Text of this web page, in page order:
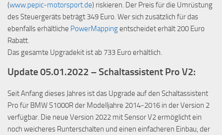
(www.pepic-motorsport.de) riskieren. Der Preis für die Umrüstung
des Steuergeräts beträgt 349 Euro. Wer sich zusätzlich für das
ebenfalls erhältliche PowerMappingentscheidet erhält 200 Euro
Rabatt.
Das gesamte Upgradekit ist ab 733 Euro erhältlich.
Update 05.01.2022 – Schaltassistent Pro V2:
Seit Anfang dieses Jahres ist das Upgrade auf den Schaltassistent
Pro für BMW S1000R der Modelljahre 2014-2016 in der Version 2
verfügbar. Die neue Version 2022 mit Sensor V2 ermöglicht ein
noch weicheres Runterschalten und einen einfacheren Einbau, der